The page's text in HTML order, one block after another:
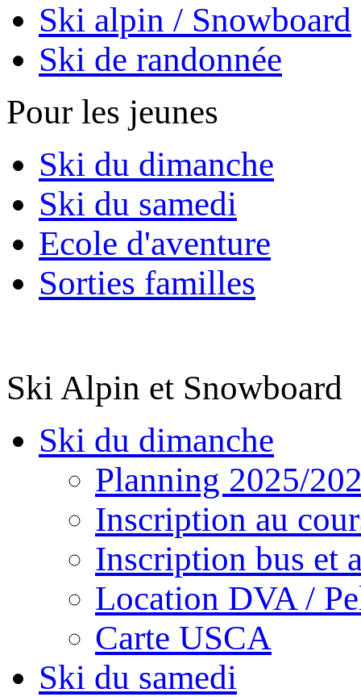
Ski alpin / Snowboard
Ski de randonnée
Pour les jeunes
Ski du dimanche
Ski du samedi
Ecole d'aventure
Sorties familles
Ski Alpin et Snowboard
Ski du dimanche
Planning 2025/
Inscription au
Inscription bus et
Location DVA /
Carte USCA
Ski du samedi